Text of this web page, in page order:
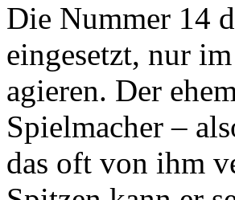
Die Nummer 14
eingesetzt, nur
agieren. Der
Spielmacher –
das oft von ihm